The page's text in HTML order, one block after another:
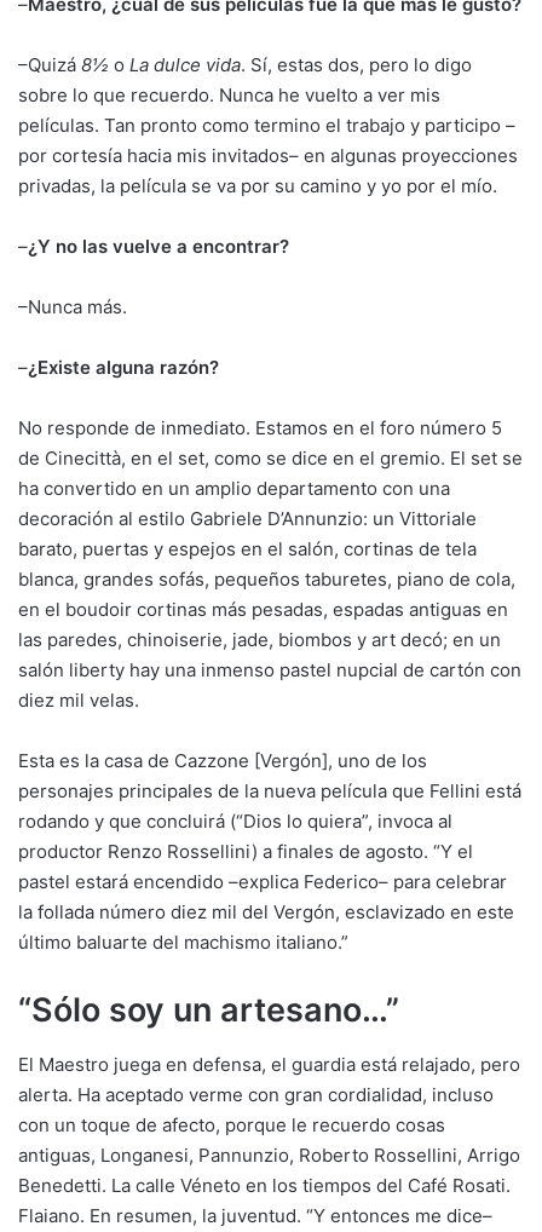
–Quizá 8½ o La dulce vida. Sí, estas dos, pero lo digo
sobre lo que recuerdo. Nunca he vuelto a ver mis
películas. Tan pronto como termino el trabajo y participo –
por cortesía hacia mis invitados– en algunas proyecciones
privadas, la película se va por su camino y yo por el mío.
–¿Y no las vuelve a encontrar?
–Nunca más.
–¿Existe alguna razón?
No responde de inmediato. Estamos en el foro número 5
de Cinecittà, en el set, como se dice en el gremio. El set se
ha convertido en un amplio departamento con una
decoración al estilo Gabriele D’Annunzio: un Vittoriale
barato, puertas y espejos en el salón, cortinas de tela
blanca, grandes sofás, pequeños taburetes, piano de cola,
en el boudoir cortinas más pesadas, espadas antiguas en
las paredes, chinoiserie, jade, biombos y art decó; en un
salón liberty hay una inmenso pastel nupcial de cartón con
diez mil velas.
Esta es la casa de Cazzone [Vergón], uno de los
personajes principales de la nueva película que Fellini está
rodando y que concluirá (“Dios lo quiera”, invoca al
productor Renzo Rossellini) a finales de agosto. “Y el
pastel estará encendido –explica Federico– para celebrar
la follada número diez mil del Vergón, esclavizado en este
último baluarte del machismo italiano.”
“Sólo soy un artesano…”
El Maestro juega en defensa, el guardia está relajado, pero
alerta. Ha aceptado verme con gran cordialidad, incluso
con un toque de afecto, porque le recuerdo cosas
antiguas, Longanesi, Pannunzio, Roberto Rossellini, Arrigo
Benedetti. La calle Véneto en los tiempos del Café Rosati.
Flaiano. En resumen, la juventud. “Y entonces me dice–